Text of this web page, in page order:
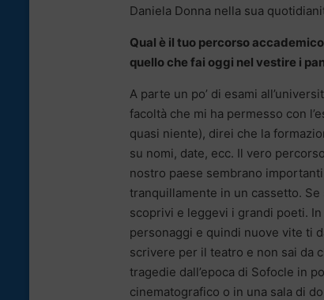
Daniela Donna nella sua
Qual è il tuo percorso
quello che fai oggi nel vestire i
A parte un po’ di esami
facoltà che mi ha permesso con
quasi niente), direi che la
su nomi, date, ecc. Il vero
nostro paese sembrano
tranquillamente in un cassetto.
scoprivi e leggevi i grandi poeti.
personaggi e quindi nuove vite ti
scrivere per il teatro e non sai da
tragedie dall’epoca di Sofocle in
cinematografico o in una sala di